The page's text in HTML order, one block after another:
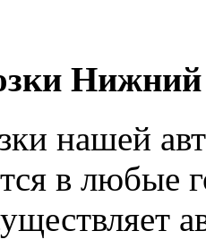
нашей
в любые